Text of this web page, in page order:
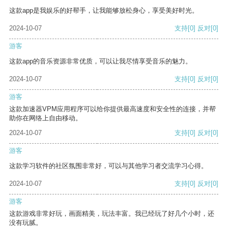
这款app是我娱乐的好帮手，让我能够放松身心，享受美好时光。
2024-10-07 支持[0] 反对[0]
游客
这款app的音乐资源非常优质，可以让我尽情享受音乐的魅力。
2024-10-07 支持[0] 反对[0]
游客
这款加速器VPM应用程序可以给你提供最高速度和安全性的连接，并帮
助你在网络上自由移动。
2024-10-07
支持[0] 反对[0]
游客
这款学习软件的社区氛围非常好，可以与其他学习者交流学习心得。
2024-10-07 支持[0] 反对[0]
游客
这款游戏非常好玩，画面精美，玩法丰富。我已经玩了好几个小时，还
没有玩腻。